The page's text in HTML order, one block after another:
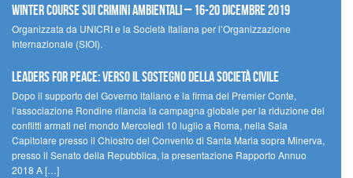
Winter Course sui Crimini Ambientali – 16-20 Dicembre 2019
Organizzata da UNICRI e la Società Italiana per l’Organizzazione
Internazionale (SIOI).
Leaders for peace: verso il sostegno della società civile
Dopo il supporto del Governo italiano e la firma del Premier Conte,
l’associazione Rondine rilancia la campagna globale per la riduzione dei
conflitti armati nel mondo Mercoledì 10 luglio a Roma, nella Sala
Capitolare presso il Chiostro del Convento di Santa Maria sopra Minerva,
presso il Senato della Repubblica, la presentazione Rapporto Annuo
2018 A […]